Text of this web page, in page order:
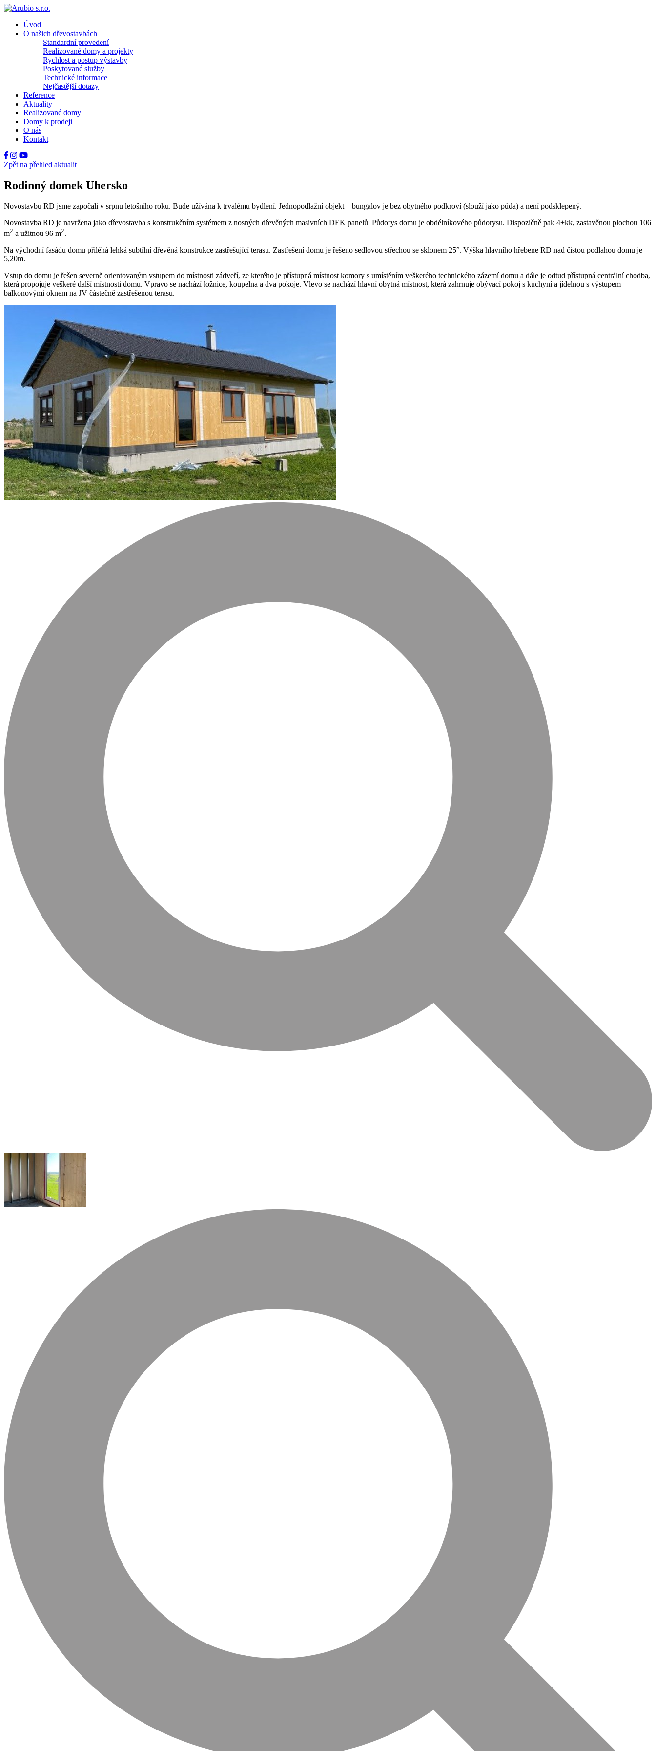
Úvod
O našich dřevostavbách
Standardní provedení
Realizované domy a projekty
Rychlost a postup výstavby
Poskytované služby
Technické informace
Nejčastější dotazy
Reference
Aktuality
Realizované domy
Domy k prodeji
O nás
Kontakt
Zpět na přehled aktualit
Rodinný domek Uhersko
Novostavbu RD jsme započali v srpnu letošního roku. Bude užívána k trvalému bydlení. Jednopodlažní objekt – bungalov je bez obytného podkroví (slouží jako půda) a není podsklepený.
Novostavba RD je navržena jako dřevostavba s konstrukčním systémem z nosných dřevěných masivních DEK panelů. Půdorys domu je obdélníkového půdorysu. Dispozičně pak 4+kk, zastavěnou plochou 106
m2 a užitnou 96 m2.
Na východní fasádu domu přiléhá lehká subtilní dřevěná konstrukce zastřešující terasu. Zastřešení domu je řešeno sedlovou střechou se sklonem 25°. Výška hlavního hřebene RD nad čistou podlahou domu je
5,20m.
Vstup do domu je řešen severně orientovaným vstupem do místnosti zádveří, ze kterého je přístupná místnost komory s umístěním veškerého technického zázemí domu a dále je odtud přístupná centrální chodba,
která propojuje veškeré další místnosti domu. Vpravo se nachází ložnice, koupelna a dva pokoje. Vlevo se nachází hlavní obytná místnost, která zahrnuje obývací pokoj s kuchyní a jídelnou s výstupem
balkonovými oknem na JV částečně zastřešenou terasu.